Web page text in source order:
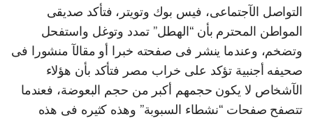
التواصل الآجتماعى، فيس بوك وتويتر، فتأكد صديقى
المواطن المحترم بأن “الهطل” تمدد وتوغل واستفحل
وتضخم، وعندما ينشر فى صفحته خبرا أو مقالآ منشورا فى
صحيفه أجنبية تؤكد على خراب مصر فتأكد بأن هؤلاء
الآشخاص لا يكون حجمهم أكبر من حجم البعوضة، فعندما
تتصفح صفحات “نشطاء السبوبة” وهذه كثيره فى هذه